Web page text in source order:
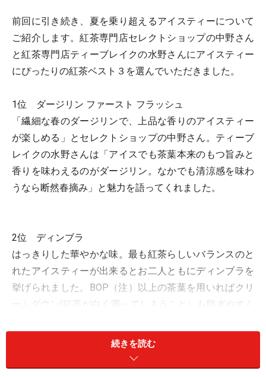
前回に引き続き、夏を乗り超えるアイスティーについて
ご紹介します。紅茶専門店セレクトショップの中野さん
と紅茶専門店ティーブレイクの水野さんにアイスティー
にぴったりの紅茶ベスト３ を選んでいただきました。
1位 ダージリン ファースト フラッシュ
「繊細な春のダージリンで、上品な香りのアイスティー
が楽しめる」とセレクトショップの中野さん。ティーブ
レイクの水野さんは「アイスでも茶葉本来のもつ旨みと
香りを味わえるのがダージリン。なかでも清涼感を味わ
うなら断然春摘み」と魅力を語ってくれました。
2位 ディンブラ
はっきりした華やかな味。最も紅茶らしいバランスのと
れたアイスティーが出来るとお二人ともにディンブラを
挙げられました。BOP（注）以上の茶葉を用いればクリ
ームダウン(紅茶が白く濁ってしまうこと）も防ぎやすく
表れ、ほのかな香りとともにいただけるアイスティー。
3位 キャンディ
続きを読む